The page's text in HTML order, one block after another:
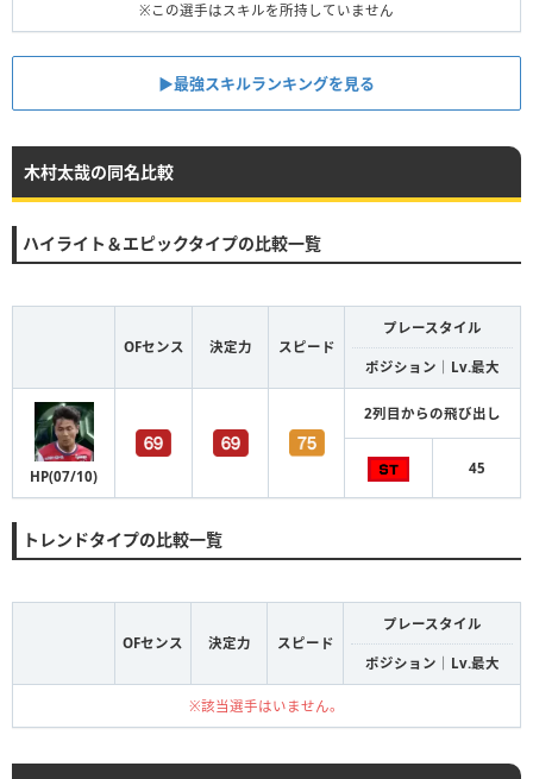
※この選手はスキルを所持していません
▶︎最強スキルランキングを見る
木村太哉の同名比較
ハイライト＆エピックタイプの比較一覧
OFセンス 決定力 スピード
プレースタイル
ポジション｜Lv.最大
HP(07/10)
2列目からの飛び出し
45
トレンドタイプの比較一覧
OFセンス 決定力 スピード
プレースタイル
ポジション｜Lv.最大
※該当選手はいません。